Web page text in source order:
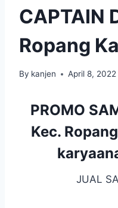
CAPTAIN
Ropang
By kanjen April 8, 2022
PROMO
Kec.
JUAL